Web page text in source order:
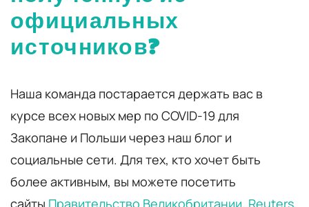
официальных
источников?
Наша команда постарается держать вас в
курсе всех новых мер по COVID-19 для
Закопане и Польши через наш блог и
социальные сети. Для тех, кто хочет быть
более активным, вы можете посетить
сайты Правительство Великобритании, Reuters,